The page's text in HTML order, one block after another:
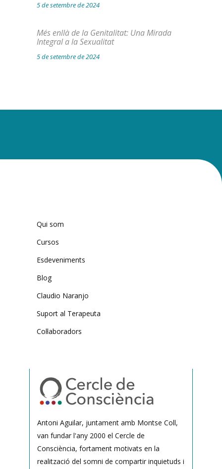
5 de setembre de 2024
Més enllà de la Genitalitat: Una Mirada
Integral a la Sexualitat
5 de setembre de 2024
Qui som
Cursos
Esdeveniments
Blog
Claudio Naranjo
Suport al Terapeuta
Col·laboradors
Antoni Aguilar, juntament amb Montse Coll,
van fundar l'any 2000 el Cercle de
Consciència, fortament motivats en la
realització del somni de compartir inquietuds i